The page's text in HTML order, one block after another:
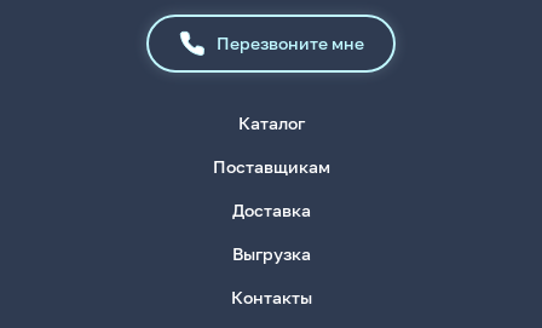
Перезвоните мне
Каталог
Поставщикам
Доставка
Выгрузка
Контакты